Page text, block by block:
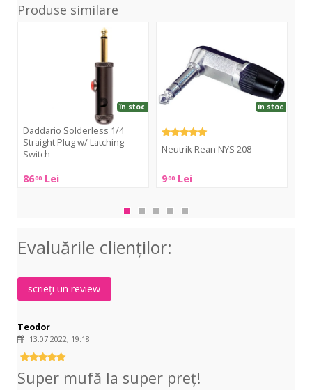
Produse similare
Daddario Solderless 1/4''
Straight Plug w/ Latching
Switch
8600 Lei
în stoc
Daddario
Plug
w/
Switch
Neutrik Rean NYS 208
900 Lei
în stoc
Neutrik
NYS
Evaluările clienţilor:
scrieți un review
Teodor
13.07.2022, 19:18
Super mufă la super preț!